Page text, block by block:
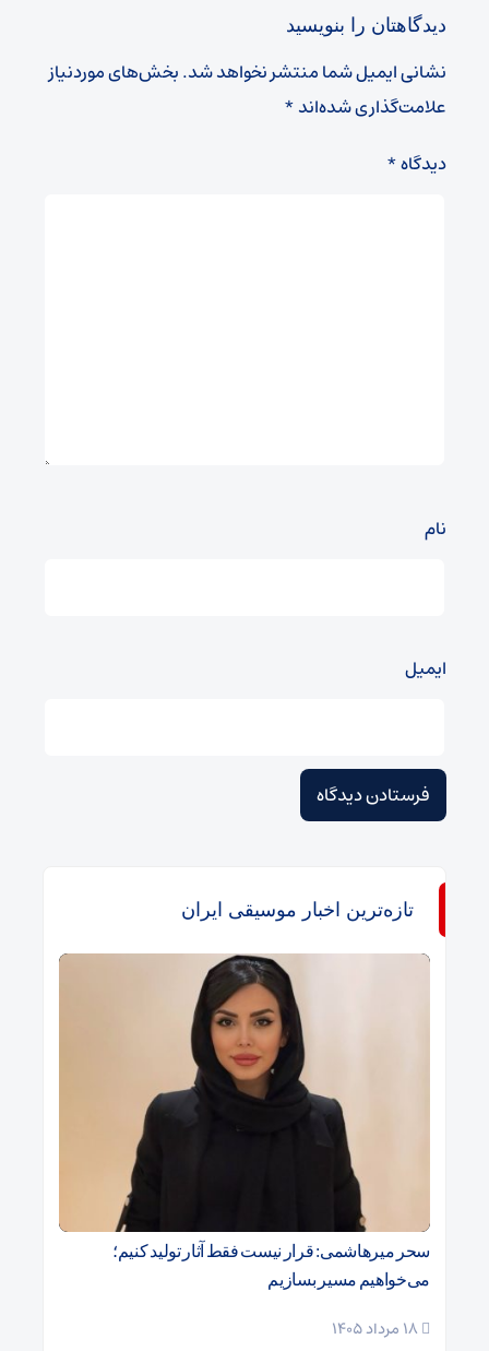
دیدگاهتان را بنویسید
نشانی ایمیل شما منتشر نخواهد شد.بخش‌های موردنیاز
علامت‌گذاری شده‌اند*
دیدگاه*
نام
ایمیل
تازه‌ترین اخبار موسیقی ایران
سحر میرهاشمی: قرار نیست فقط آثار تولید کنیم؛
می‌خواهیم مسیر بسازیم